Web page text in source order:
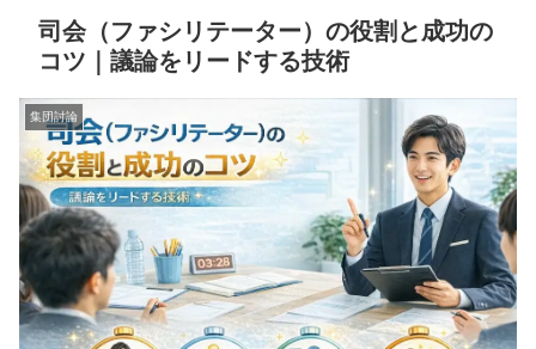
司会（ファシリテーター）の役割と成功の
コツ｜議論をリードする技術
集団討論